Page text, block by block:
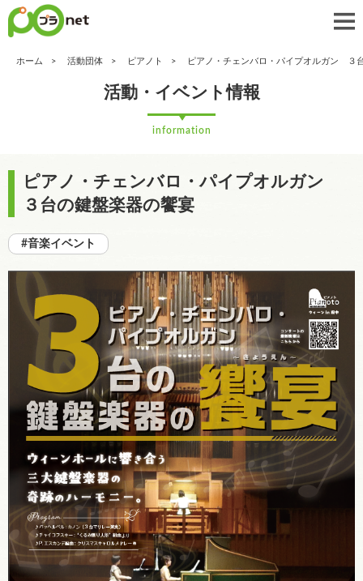
ホーム 活動団体 ピアノト ピアノ・チェンバロ・パイプオルガン ３
活動・イベント情報
information
ピアノ・チェンバロ・パイプオルガン
３台の鍵盤楽器の饗宴
#音楽イベント